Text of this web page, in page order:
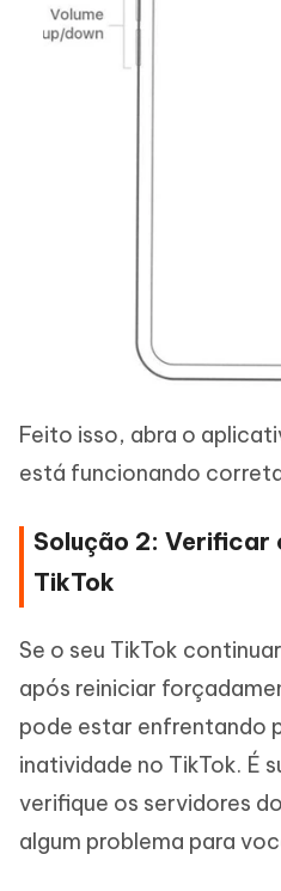
Feito isso, abra o
está funcionando
Solução 2: Verificar
TikTok
Se o seu TikTok
após reiniciar
pode estar enfrentando
inatividade no TikTok. É
verifique os servidores
algum problema para